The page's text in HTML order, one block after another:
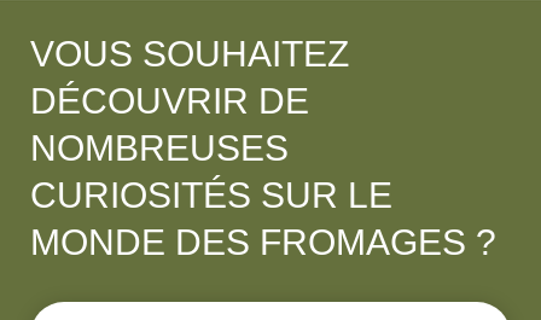
VOUS SOUHAITEZ
DÉCOUVRIR DE
NOMBREUSES
CURIOSITÉS SUR LE
MONDE DES FROMAGES ?